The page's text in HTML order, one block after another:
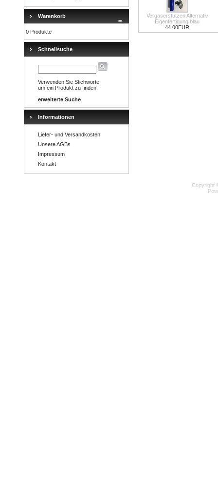
Warenkorb
0 Produkte
Schnellsuche
Verwenden Sie Stichworte,
um ein Produkt zu finden.
erweiterte Suche
Informationen
Liefer- und Versandkosten
Unsere AGBs
Impressum
Kontakt
Vergaserstutzen Alternativ
Eigenfertigung blau
44.00EUR
Copyright